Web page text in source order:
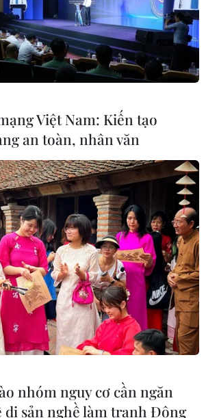
USD thúc đẩy
sinh học sang
Xem thêm
TẤN XÃ VIỆT NAM
TIẾN DUẨN
NGUYỄN THỊ TÁM, KHÚC THANH
Quy định sử dụng
Hỗ trợ
Việt Nam: Kiến tạo
an toàn, nhân văn
nhóm nguy cơ cần ngăn
di sản nghề làm tranh Đông